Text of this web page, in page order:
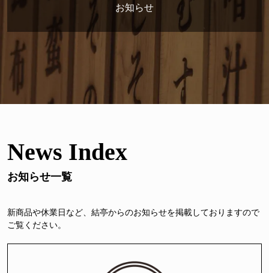
お知らせ
News Index
お知らせ一覧
新商品や休業日など、結亭からのお知らせを掲載しておりますので
ご覧ください。